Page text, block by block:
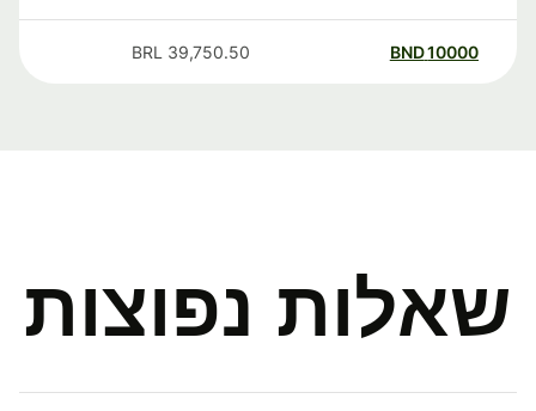
10000
BND
39,750.50
BRL
שאלות נפוצות